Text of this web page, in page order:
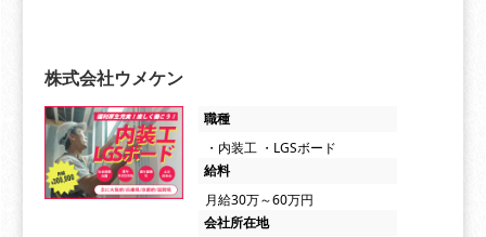
株式会社ウメケン
職種
・内装工 ・LGSボード
給料
月給30万～60万円
会社所在地